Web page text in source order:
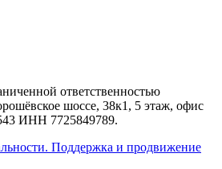
ответственностью
шоссе, 38к1, 5 этаж, офис
ИНН 7725849789.
Поддержка и продвижение